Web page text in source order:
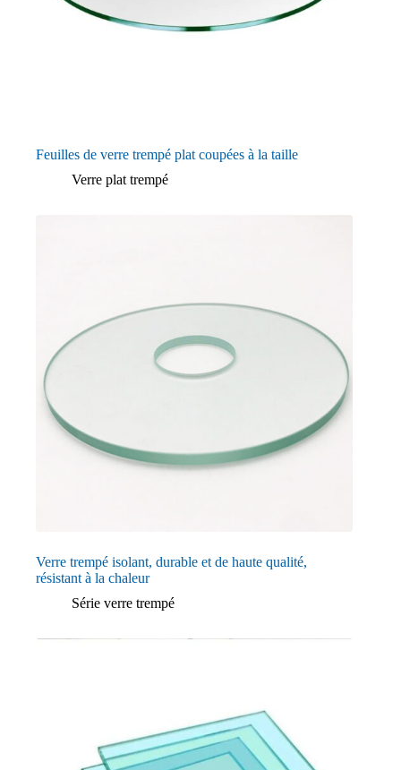
Feuilles de verre trempé plat coupées à la taille
Verre plat trempé
Verre trempé isolant, durable et de haute qualité,
résistant à la chaleur
Série verre trempé